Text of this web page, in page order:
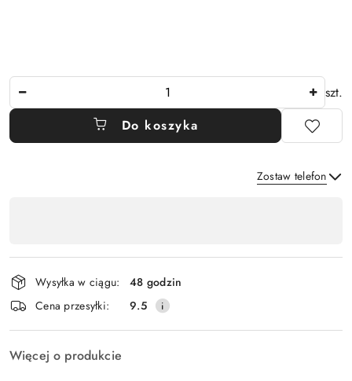
szt.
Do koszyka
Zostaw telefon
płatność
i
dostawa
Wysyłka w ciągu:
48 godzin
Cena przesyłki:
9.5
Więcej o produkcie